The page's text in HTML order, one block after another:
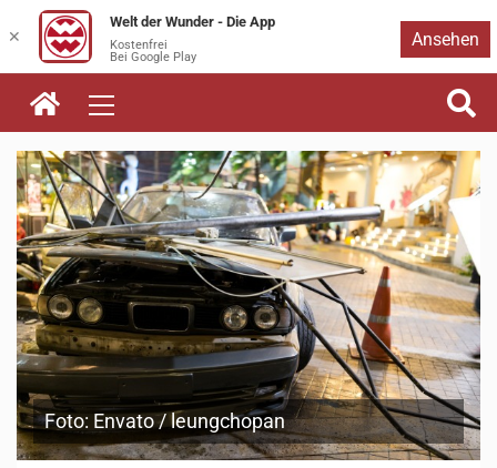
Zum
Inhalt
springen
Foto: Envato / leungchopan
✕
Welt der Wunder - Die App
Kostenfrei
Bei Google Play
Ansehen